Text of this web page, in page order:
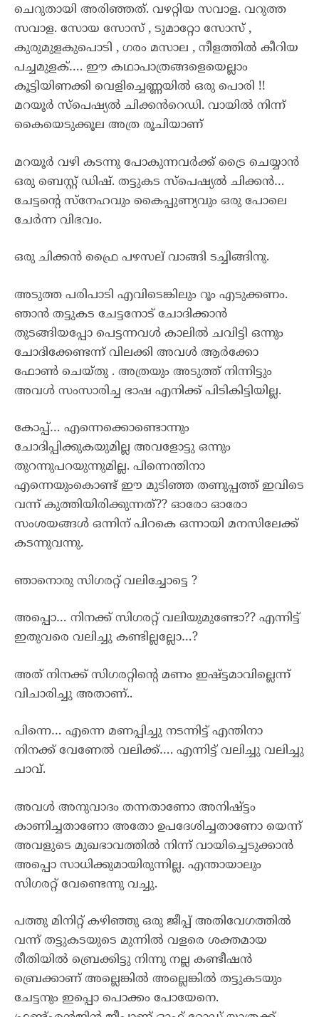
ചെറുതായി അരിഞ്ഞത്. വഴറ്റിയ സവാള. വറുത്ത
സവാള. സോയ സോസ് , ടുമാറ്റോ സോസ് ,
കുരുമുളകുപൊടി , ഗരം മസാല , നീളത്തിൽ കീറിയ
പച്ചമുളക്…. ഈ കഥാപാത്രങ്ങളെയെല്ലാം
കൂട്ടിയിണക്കി വെളിച്ചെണ്ണയിൽ ഒരു പൊരി !!
മറയൂർ സ്പെഷ്യൽ ചിക്കൻറെഡി. വായിൽ നിന്ന്
കൈയെടുക്കൂല അത്ര രൂചിയാണ്
മറയൂർ വഴി കടന്നു പോകുന്നവർക്ക് ട്രൈ ചെയ്യാൻ
ഒരു ബെസ്റ്റ് ഡിഷ്. തട്ടുകട സ്പെഷ്യൽ ചിക്കൻ…
ചേട്ടന്റെ സ്നേഹവും കൈപ്പുണ്യവും ഒരു പോലെ
ചേർന്ന വിഭവം.
ഒരു ചിക്കൻ ഫ്രൈ പഴസല് വാങ്ങി ടച്ചിങ്ങിനു.
അടുത്ത പരിപാടി എവിടെങ്കിലും റൂം എടുക്കണം.
ഞാൻ തട്ടുകട ചേട്ടനോട് ചോദിക്കാൻ
തുടങ്ങിയപ്പോ പെട്ടന്നവൾ കാലിൽ ചവിട്ടി ഒന്നും
ചോദിക്കേണ്ടന്ന് വിലക്കി അവൾ ആർക്കോ
ഫോൺ ചെയ്തു . അത്രയും അടുത്ത് നിന്നിട്ടും
അവൾ സംസാരിച്ച ഭാഷ എനിക്ക് പിടികിട്ടിയില്ല.
കോപ്പ്… എന്നെക്കൊണ്ടൊന്നും
ചോദിപ്പിക്കുകയുമില്ല അവളോട്ടു ഒന്നും
തുറന്നുപറയുന്നുമില്ല. പിന്നെന്തിനാ
എന്നെയുംകൊണ്ട് ഈ മുടിഞ്ഞ തണുപ്പത്ത് ഇവിടെ
വന്ന് കുത്തിയിരിക്കുന്നത്?? ഓരോ ഓരോ
സംശയങ്ങൾ ഒന്നിന് പിറകെ ഒന്നായി മനസിലേക്ക്
കടന്നുവന്നു.
ഞാനൊരു സിഗരറ്റ് വലിച്ചോട്ടെ ?
അപ്പൊ… നിനക്ക് സിഗരറ്റ് വലിയുമുണ്ടോ?? എന്നിട്ട്
ഇതുവരെ വലിച്ചു കണ്ടില്ലല്ലോ…?
അത് നിനക്ക് സിഗരറ്റിന്റെ മണം ഇഷ്ട്ടമാവില്ലെന്ന്
വിചാരിച്ചു അതാണ്..
പിന്നെ… എന്നെ മണപ്പിച്ചു നടന്നിട്ട് എന്തിനാ
നിനക്ക് വേണേൽ വലിക്ക്…. എന്നിട്ട് വലിച്ചു വലിച്ചു
ചാവ്.
അവൾ അനുവാദം തന്നതാണോ അനിഷ്ട്ടം
കാണിച്ചതാണോ അതോ ഉപദേശിച്ചതാണോ യെന്ന്
അവളുടെ മുഖഭാവത്തിൽ നിന്ന് വായിച്ചെടുക്കാൻ
അപ്പൊ സാധിക്കുമായിരുന്നില്ല. എന്തായാലും
സിഗരറ്റ് വേണ്ടെന്നു വച്ചു.
പത്തു മിനിറ്റ് കഴിഞ്ഞു ഒരു ജീപ്പ് അതിവേഗത്തിൽ
വന്ന് തട്ടുകടയുടെ മുന്നിൽ വളരെ ശക്തമായ
രീതിയിൽ ബ്രെക്കിട്ടു നിന്നു നല്ല കണ്ടീഷൻ
ബ്രെക്കാണ് അല്ലെങ്കിൽ അല്ലെങ്കിൽ തട്ടുകടയും
ചേട്ടനും ഇപ്പൊ പൊക്കം പോയേനെ.